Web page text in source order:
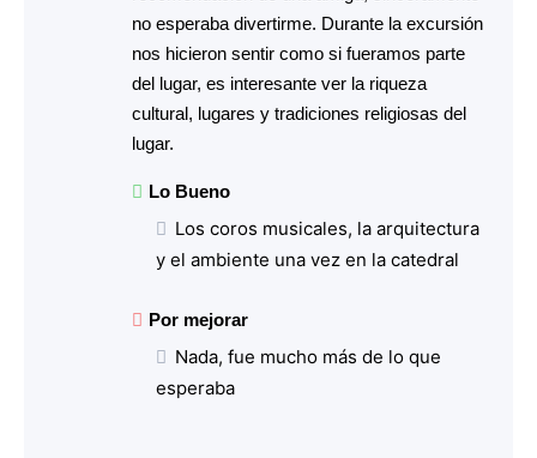
no esperaba divertirme. Durante la excursión
nos hicieron sentir como si fueramos parte
del lugar, es interesante ver la riqueza
cultural, lugares y tradiciones religiosas del
lugar.
Lo Bueno
Los coros musicales, la arquitectura
y el ambiente una vez en la catedral
Por mejorar
Nada, fue mucho más de lo que
esperaba